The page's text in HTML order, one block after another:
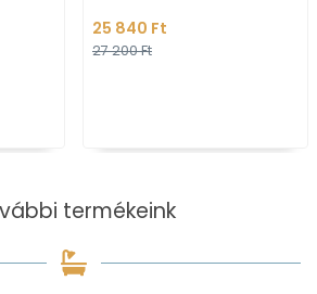
25 840 Ft
27 200 Ft
termékeink